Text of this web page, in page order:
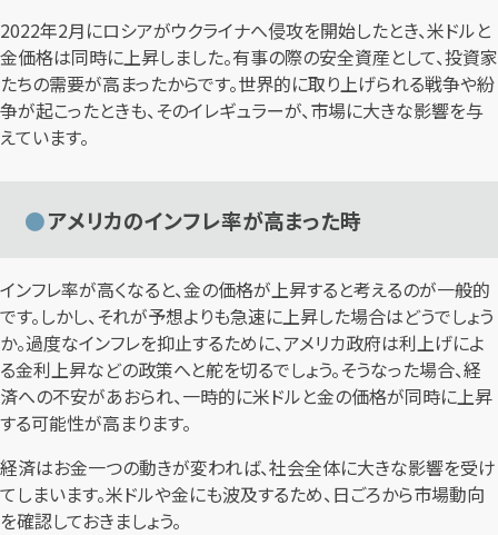
2022年2月にロシアがウクライナへ侵攻を開始したとき、米ドルと
金価格は同時に上昇しました。有事の際の安全資産として、投資家
たちの需要が高まったからです。世界的に取り上げられる戦争や紛
争が起こったときも、そのイレギュラーが、市場に大きな影響を与
えています。
アメリカのインフレ率が高まった時
インフレ率が高くなると、金の価格が上昇すると考えるのが一般的
です。しかし、それが予想よりも急速に上昇した場合はどうでしょう
か。過度なインフレを抑止するために、アメリカ政府は利上げによ
る金利上昇などの政策へと舵を切るでしょう。そうなった場合、経
済への不安があおられ、一時的に米ドルと金の価格が同時に上昇
する可能性が高まります。
経済はお金一つの動きが変われば、社会全体に大きな影響を受け
てしまいます。米ドルや金にも波及するため、日ごろから市場動向
を確認しておきましょう。